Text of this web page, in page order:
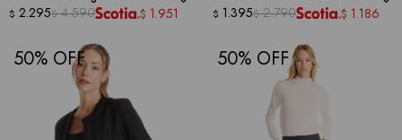
$ 2.295$ 4.590 $ 1.951 $ 1.395$ 2.790 $ 1.186
50 50